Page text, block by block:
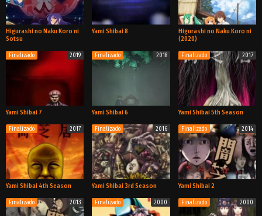
Higurashi no Naku Koro ni
Sotsu
Yami Shibai 8
Higurashi no Naku Koro ni
(2020)
Finalizado 2019
TV
Yami Shibai 7
Finalizado 2018
TV
Yami Shibai 6
Finalizado 2017
TV
Yami Shibai 5th Season
Finalizado 2017
Yami Shibai 4th Season
Finalizado 2016
Yami Shibai 3rd Season
Finalizado 2014
Yami Shibai 2
Finalizado 2013 Finalizado 2000 Finalizado 2000